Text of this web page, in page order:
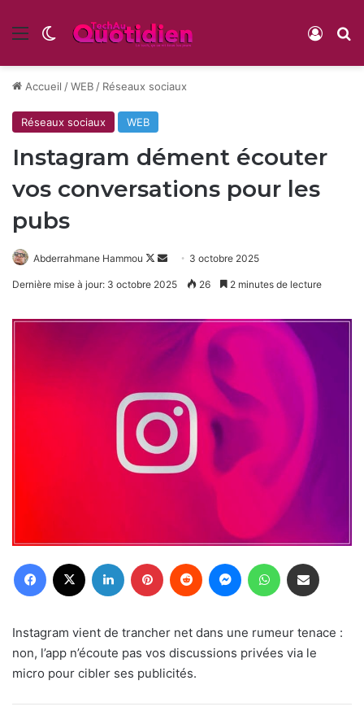
Menu Switch skin
Accueil /WEB / Réseaux sociaux
Réseaux sociaux WEB
Instagram dément écouter
vos conversations pour les
pubs
Abderrahmane Hammou
Follow
Envoyer3 octobre 2025
Dernière mise à jour: 3 octobre 2025 26 2 minutes de lecture
Facebook Linkedin Pinterest Reddit MessengerWhatsApp
Instagram vient de trancher net dans une rumeur tenace :
non, l’app n’écoute pas vos discussions privées via le
micro pour cibler ses publicités.